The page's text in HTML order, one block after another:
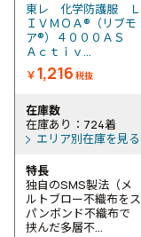
東レ 化学防護服 Ｌ
ＩＶＭＯＡ®（リブモ
ア®）４０００ＡＳ
Ａｃｔｉｖ...
￥1,216 税抜
在庫数
在庫あり：724着
エリア別在庫を見る
特長
独自のSMS製法（メ
ルトブロー不織布をス
パンボンド不織布で
挟んだ多層不...